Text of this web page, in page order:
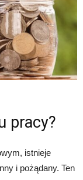
pracy?
istnieje
i pożądany. Ten